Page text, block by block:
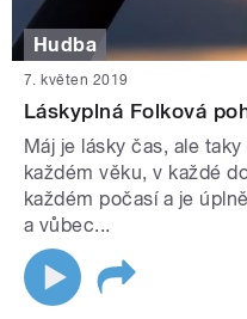
Hudba
7. květen 2019
Láskyplná Folková
Máj je lásky čas, ale
každém věku, v každé
každém počasí a je
a vůbec...